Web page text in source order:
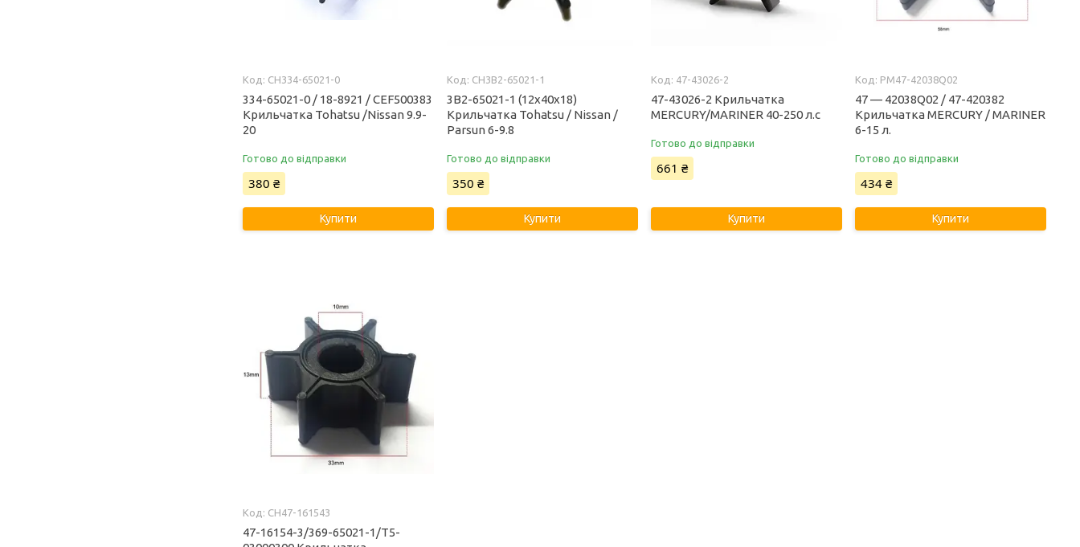
CH334-65021-0
334-65021-0 / 18-8921 / CEF500383
Крильчатка Tohatsu /Nissan 9.9-
20
Готово до відправки
380 ₴
Купити
CH3B2-65021-1
3B2-65021-1 (12x40x18)
Крильчатка Tohatsu / Nissan /
Parsun 6-9.8
Готово до відправки
350 ₴
Купити
47-43026-2
47-43026-2 Крильчатка
MERCURY/MARINER 40-250 л.с
Готово до відправки
661 ₴
Купити
PM47-42038Q02
47 — 42038Q02 / 47-420382
Крильчатка MERCURY / MARINER
6-15 л.
Готово до відправки
434 ₴
Купити
CH47-161543
47-16154-3/369-65021-1/T5-